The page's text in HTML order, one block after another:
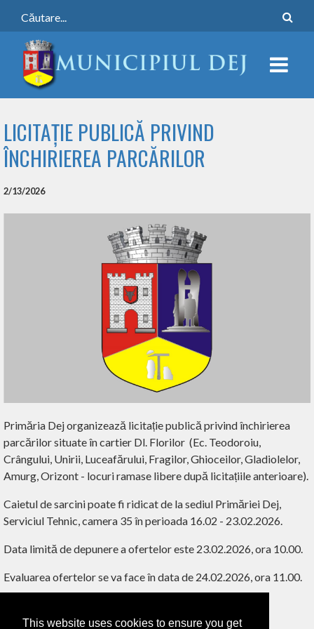
This website uses cookies to ensure you get
LICITAȚIE PUBLICĂ PRIVIND
ÎNCHIRIEREA PARCĂRILOR
2/13/2026
Primăria Dej organizează licitație publică privind închirierea
parcărilor situate în cartier Dl. Florilor (Ec. Teodoroiu,
Crângului, Unirii, Luceafărului, Fragilor, Ghioceilor, Gladiolelor,
Amurg, Orizont - locuri ramase libere după licitațiile anterioare).
Caietul de sarcini poate fi ridicat de la sediul Primăriei Dej,
Serviciul Tehnic, camera 35 în perioada 16.02 - 23.02.2026.
Data limită de depunere a ofertelor este 23.02.2026, ora 10.00.
Evaluarea ofertelor se va face în data de 24.02.2026, ora 11.00.